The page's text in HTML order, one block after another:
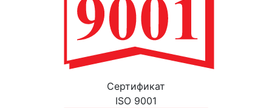
Cертификат
ISO 9001